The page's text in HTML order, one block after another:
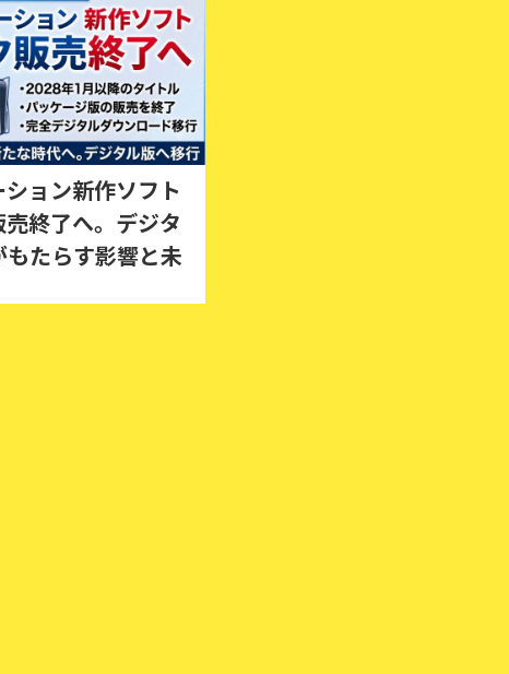
ョン新作ソフト
終了へ。デジタ
たらす影響と未